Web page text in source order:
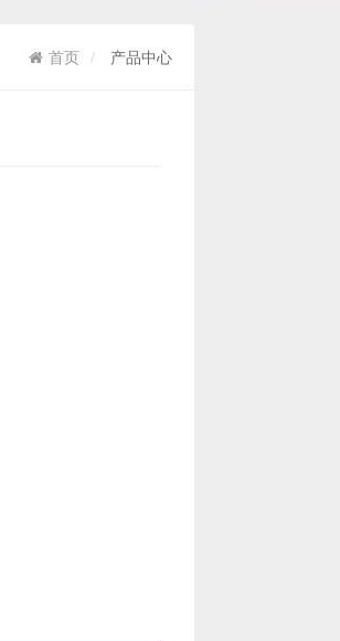
首页 产品中心